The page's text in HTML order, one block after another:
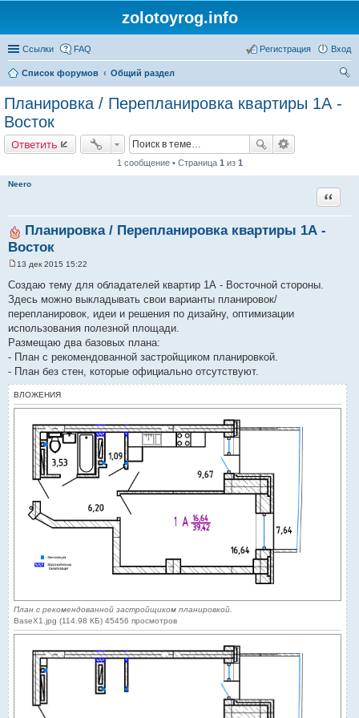
zolotoyrog.info
Ссылки FAQ Вход
Регистрация
Список форумов
Общий раздел
Планировка / Перепланировка квартиры 1А -
Восток
Ответить
1 сообщение • Страница 1 из 1
Neero
Планировка / Перепланировка квартиры 1А -
Восток
Цитата
о
б
е
н
е
13 дек 2015 15:22
Создаю тему для обладателей квартир 1А - Восточной стороны.
Здесь можно выкладывать свои варианты планировок/
перепланировок, идеи и решения по дизайну, оптимизации
использования полезной площади.
Размещаю два базовых плана:
- План с рекомендованной застройщиком планировкой.
- План без стен, которые официально отсутствуют.
ВЛОЖЕНИЯ
План с рекомендованной застройщиком планировкой.
BaseX1.jpg (114.98 КБ) 45456 просмотров